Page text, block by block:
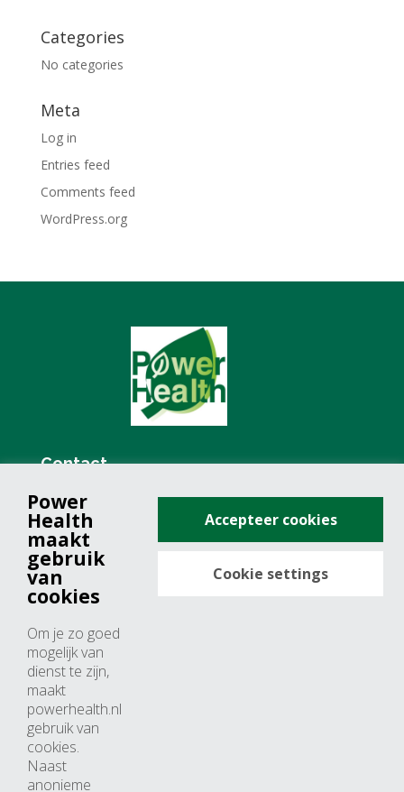
Categories
No categories
Meta
Log in
Entries feed
Comments feed
WordPress.org
Contact
+31 (0)76 571 19 68
info@powerhealth.nl
Adresse
4817 ZH breda
Nederland
Horaires d’ouvertures
Du lundi au jeudi: 09:00 – 17:00
Vendredi: 09:00 – 15:00
Power
Health
maakt
gebruik
van
cookies
Om je zo goed
mogelijk van
dienst te zijn,
maakt
powerhealth.nl
gebruik van
cookies.
Naast
anonieme
Accepteer cookies
Cookie settings